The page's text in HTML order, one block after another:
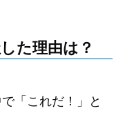
た理由は？
「これだ！」と